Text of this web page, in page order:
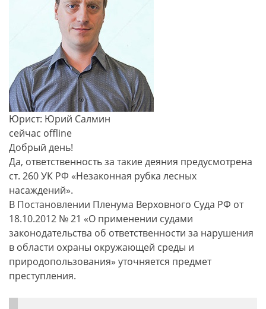
Юрист: Юрий Салмин
сейчас offline
Добрый день!
Да, ответственность за такие деяния предусмотрена
ст. 260 УК РФ «Незаконная рубка лесных
насаждений».
В Постановлении Пленума Верховного Суда РФ от
18.10.2012 № 21 «О применении судами
законодательства об ответственности за нарушения
в области охраны окружающей среды и
природопользования» уточняется предмет
преступления.